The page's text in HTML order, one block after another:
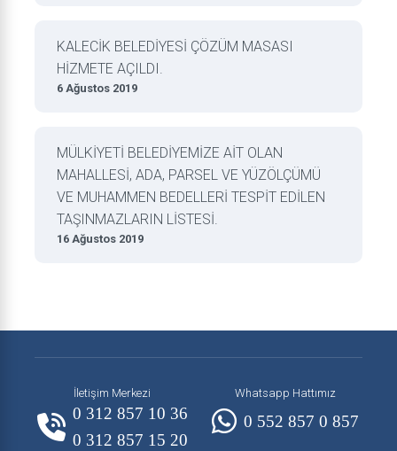
KALECİK BELEDİYESİ ÇÖZÜM MASASI
HİZMETE AÇILDI.
6 Ağustos 2019
MÜLKİYETİ BELEDİYEMİZE AİT OLAN
MAHALLESİ, ADA, PARSEL VE YÜZÖLÇÜMÜ
VE MUHAMMEN BEDELLERİ TESPİT EDİLEN
TAŞINMAZLARIN LİSTESİ.
16 Ağustos 2019
İletişim Merkezi
0 312 857 10 36
0 312 857 15 20
Whatsapp Hattımız
0 552 857 0 857